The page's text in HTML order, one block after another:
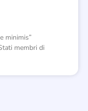
minimis”
membri di